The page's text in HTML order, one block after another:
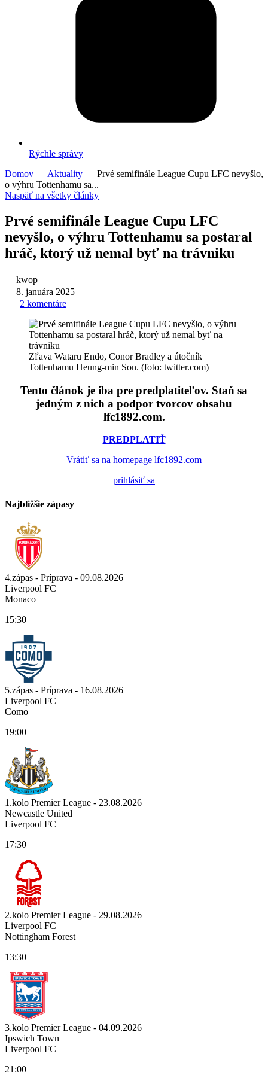
Rýchle správy
Domov
Aktuality
Prvé semifinále League Cupu LFC nevyšlo,
o výhru Tottenhamu sa...
Naspäť na všetky články
Prvé semifinále League Cupu LFC
nevyšlo, o výhru Tottenhamu sa postaral
hráč, ktorý už nemal byť na trávniku
kwop
8. januára 2025
2 komentáre
Zľava Wataru Endō, Conor Bradley a útočník
Tottenhamu Heung-min Son. (foto: twitter.com)
Tento článok je iba pre predplatiteľov. Staň sa
jedným z nich a podpor tvorcov obsahu
lfc1892.com.
PREDPLATIŤ
Vrátiť sa na homepage lfc1892.com
prihlásiť sa
Najbližšie zápasy
4.zápas - Príprava - 09.08.2026
Liverpool FC
Monaco
15:30
5.zápas - Príprava - 16.08.2026
Liverpool FC
Como
19:00
1.kolo Premier League - 23.08.2026
Newcastle United
Liverpool FC
17:30
2.kolo Premier League - 29.08.2026
Liverpool FC
Nottingham Forest
13:30
3.kolo Premier League - 04.09.2026
Ipswich Town
Liverpool FC
21:00